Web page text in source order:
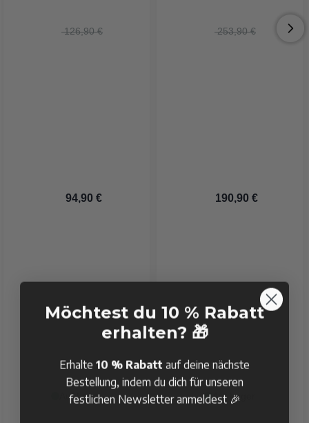
126,90 €
94,90 €
Auf Lager
253,90 €
190,90 €
Auf Lager
Möchtest du 10 % Rabatt
erhalten? 🎁
Erhalte 10 % Rabatt auf deine nächste
Bestellung, indem du dich für unseren
festlichen Newsletter anmeldest 🎉